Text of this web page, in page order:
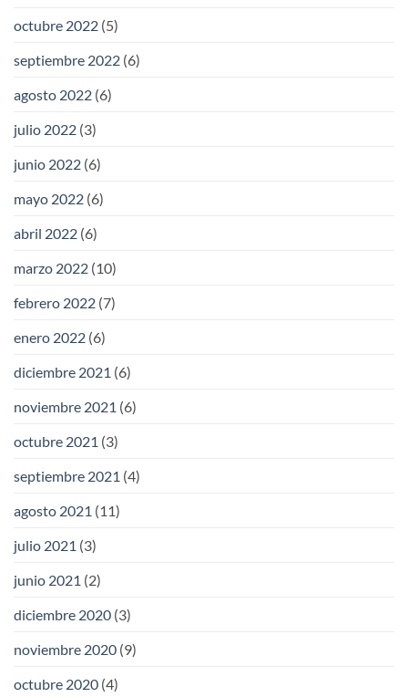
octubre 2022 (5)
septiembre 2022 (6)
agosto 2022 (6)
julio 2022 (3)
junio 2022 (6)
mayo 2022 (6)
abril 2022 (6)
marzo 2022 (10)
febrero 2022 (7)
enero 2022 (6)
diciembre 2021 (6)
noviembre 2021 (6)
octubre 2021 (3)
septiembre 2021 (4)
agosto 2021 (11)
julio 2021 (3)
junio 2021 (2)
diciembre 2020 (3)
noviembre 2020 (9)
octubre 2020 (4)